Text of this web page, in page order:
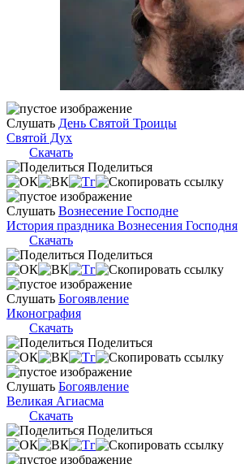
Слушать День Святой Троицы
Святой Дух
Скачать
Поделиться
Слушать Вознесение Господне
История праздника Вознесения Господня
Скачать
Поделиться
Слушать Богоявление
Иконография
Скачать
Поделиться
Слушать Богоявление
Великая Агиасма
Скачать
Поделиться